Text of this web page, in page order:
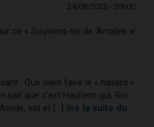
24/08/2023 - 20h00
ce « Souviens-toi de ‘Amalek »!
: Que vient faire le « hasard »
sait que c’est Hachem qui, Roi
est et [...]
lire la suite du